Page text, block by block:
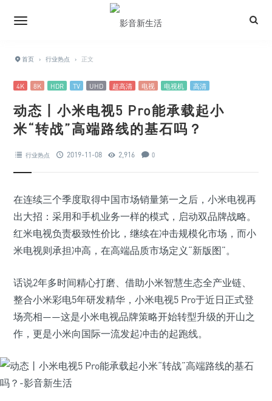
首页 › 行业热点 › 正文
4K 8K HDR TV UHD 超高清 电视 电视机 高清
动态丨小米电视5 Pro能承载起小
米“转战”高端路线的基石吗？
行业热点 2019-11-08 2,916 0
在连续三个季度取得中国市场销量第一之后，小米电视再
出大招：采用和手机业务一样的模式，启动双品牌战略。
红米电视负责极致性价比，继续在冲击规模化市场，而小
米电视则承担冲高，在高端品质市场定义“新版图”。
话说2年多时间精心打磨、借助小米智慧生态全产业链、
整合小米彩电5年研发精华，小米电视5 Pro于近日正式登
场亮相——这是小米电视品牌策略开始转型升级的开山之
作，更是小米向国际一流发起冲击的起跑线。